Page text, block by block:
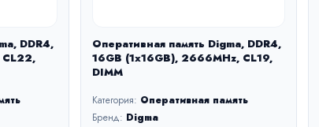
DDR4,
CL22,
Оперативная память Digma, DDR4,
16GB (1x16GB), 2666MHz, CL19,
DIMM
Категория: Оперативная память
Бренд: Digma